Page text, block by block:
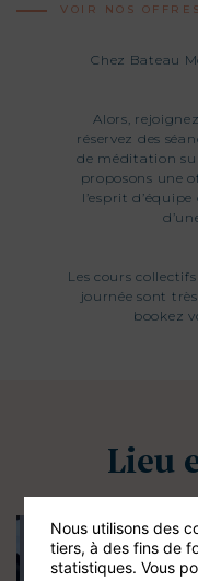
VOIR NOS OFFRES
Chez Bateau
Alors,
réservez des
de méditation
proposons une
l’esprit
Les cours
journée sont
bookez
Lieu
Nous utilisons des
tiers, à des fins de
statistiques. Vous